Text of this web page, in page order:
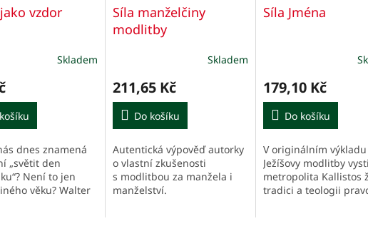
vzdor
Skladem
dnes znamená
„světit den
Není to jen
věku? Walter
Síla manželčiny
modlitby
produktu
je
5,0
z
hvězdiček.
Skladem
211,65 Kč
Do košíku
Autentická výpověď autorky
o vlastní zkušenosti
s modlitbou za manžela i
manželství.
Síla Jména
179,10 Kč
Do košíku
V originálním výkladu
Ježíšovy modlitby
metropolita Kallistos
tradici a teologii